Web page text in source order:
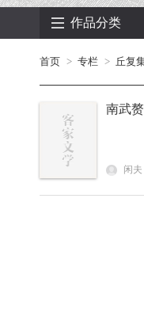
作品分类
首页 专栏 丘复
南武赘
闲夫